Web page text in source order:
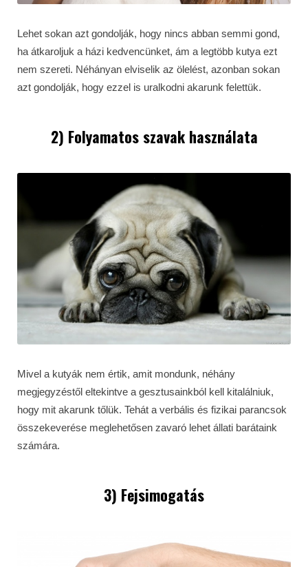
Lehet sokan azt gondolják, hogy nincs abban semmi gond,
ha átkaroljuk a házi kedvencünket, ám a legtöbb kutya ezt
nem szereti. Néhányan elviselik az ölelést, azonban sokan
azt gondolják, hogy ezzel is uralkodni akarunk felettük.
2) Folyamatos szavak használata
Mivel a kutyák nem értik, amit mondunk, néhány
megjegyzéstől eltekintve a gesztusainkból kell kitalálniuk,
hogy mit akarunk tőlük. Tehát a verbális és fizikai parancsok
összekeverése meglehetősen zavaró lehet állati barátaink
számára.
3) Fejsimogatás